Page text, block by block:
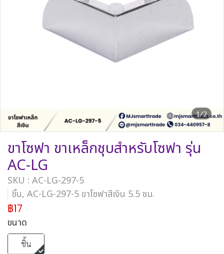
1/2
ขาโซฟา ขาเหล็กชุบสำหรับโซฟา รุ่น
AC-LG
SKU : AC-LG-297-5
ชิ้น, AC-LG-297-5 ขาโซฟาสีเงิน 5.5 ซม.
฿17
ขนาด
ชิ้น